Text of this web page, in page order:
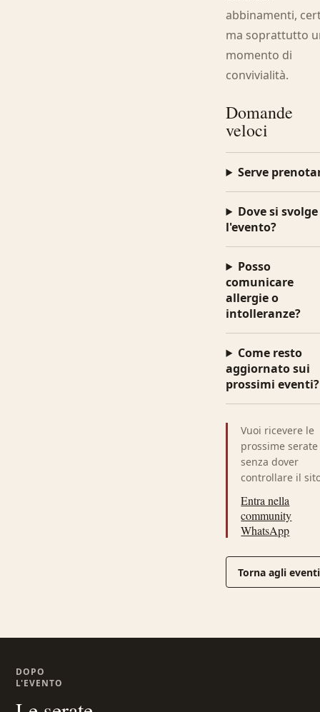
abbinamenti,
ma soprattutto
momento di
convivialità.
Domande
veloci
Serve
Dove si svolge
l'evento?
Posso
comunicare
allergie o
intolleranze?
Come resto
aggiornato sui
prossimi eventi?
Vuoi ricevere le
prossime serate
senza dover
controllare il
Entra nella
community
WhatsApp
Torna agli eventi
DOPO
L'EVENTO